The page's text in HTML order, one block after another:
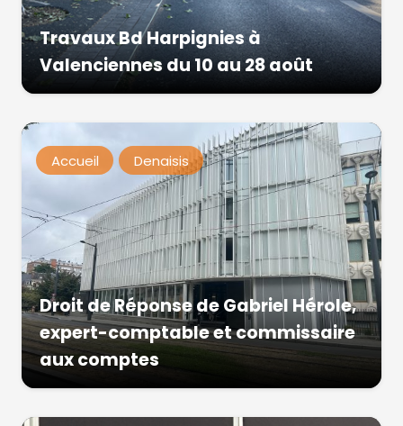
Travaux Bd Harpignies à
Valenciennes du 10 au 28 août
Accueil Denaisis
Droit de Réponse de Gabriel Hérole,
expert-comptable et commissaire
aux comptes